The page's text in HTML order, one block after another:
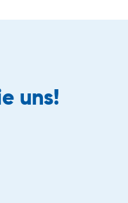
uns!